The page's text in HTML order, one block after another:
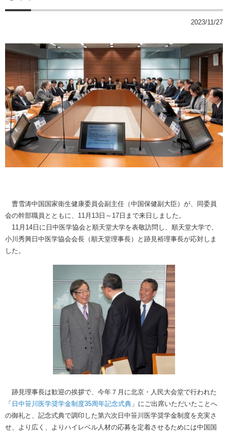
2023/11/27
曹雪涛中国国家衛生健康委員会副主任（中国保健副大臣）が、同委員
会の幹部職員とともに、11月13日～17日まで来日しました。
11月14日に日中医学協会と順天堂大学を表敬訪問し、順天堂大学で、
小川秀興日中医学協会会長（順天堂理事長）と跡見裕理事長が応対しま
した。
跡見理事長は歓迎の挨拶で、今年７月に北京・人民大会堂で行われた
「 日中笹川医学奨学金制度35周年記念式典 」にご出席いただいたことへ
の御礼と、記念式典で調印した第六次日中笹川医学奨学金制度を充実さ
せ、より広く、よりハイレベル人材の応募を定着させるためには中国国